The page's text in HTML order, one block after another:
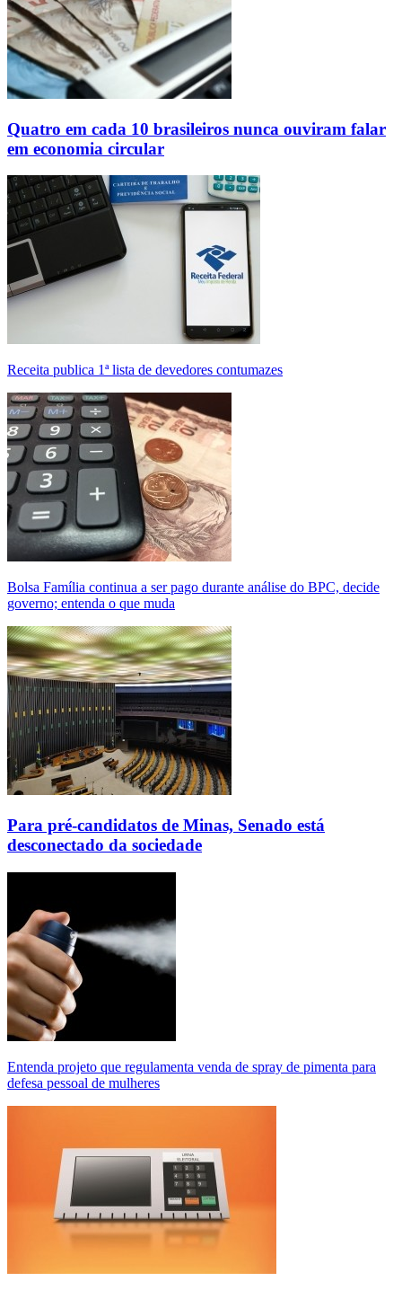
Quatro em cada 10 brasileiros nunca ouviram falar
em economia circular
Receita publica 1ª lista de devedores contumazes
Bolsa Família continua a ser pago durante análise do BPC, decide
governo; entenda o que muda
Para pré-candidatos de Minas, Senado está
desconectado da sociedade
Entenda projeto que regulamenta venda de spray de pimenta para
defesa pessoal de mulheres